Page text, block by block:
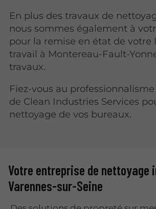
En plus des travaux de
nous sommes également à
pour la remise en état de votre
travail à Montereau-Fault-
travaux.
Fiez-vous au professionnalisme
de Clean Industries Services
nettoyage de vos bureaux.
Votre entreprise de nettoyage
Varennes-sur-Seine